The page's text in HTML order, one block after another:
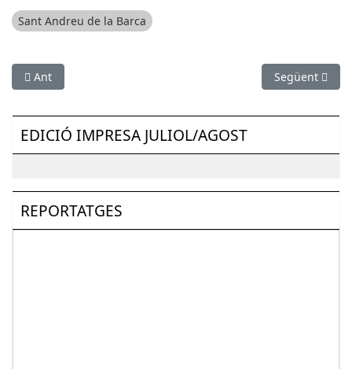
Sant Andreu de la Barca
Article anterior: Detingut un home per un robatori en un
Ant Article
Següent
EDICIÓ IMPRESA JULIOL/AGOST
REPORTATGES